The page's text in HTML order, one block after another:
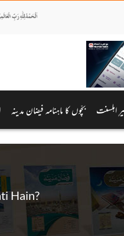
اہلسنت بچّوں کا ماہنامہ فیضان مدینہ
Hain?